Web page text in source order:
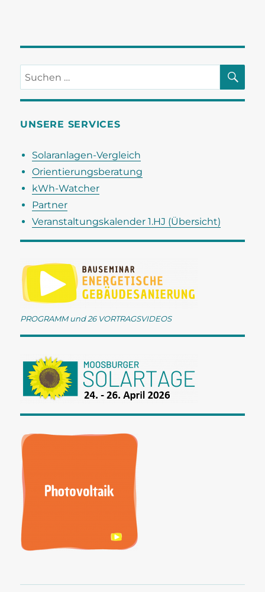
Suchen
nach:
UNSERE SERVICES
Solaranlagen-Vergleich
Orientierungsberatung
kWh-Watcher
Partner
Veranstaltungskalender 1.HJ (Übersicht)
PROGRAMM und 26 VORTRAGSVIDEOS